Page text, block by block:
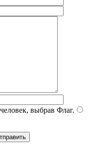
выбрав Флаг.